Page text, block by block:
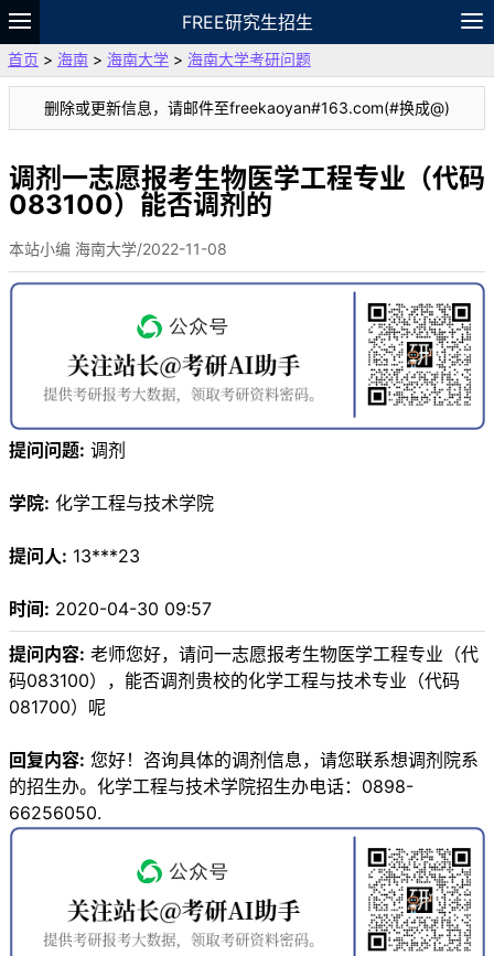
FREE研究生招生
题库
故事 专题 APP 笔记
VIP
资料
首页 > 海南 > 海南大学 > 海南大学考研问题
删除或更新信息，请邮件至freekaoyan#163.com(#换成@)
调剂一志愿报考生物医学工程专业（代码
083100）能否调剂的
本站小编 海南大学/2022-11-08
提问问题: 调剂
学院: 化学工程与技术学院
提问人: 13***23
时间: 2020-04-30 09:57
提问内容: 老师您好，请问一志愿报考生物医学工程专业（代
码083100），能否调剂贵校的化学工程与技术专业（代码
081700）呢
回复内容: 您好！咨询具体的调剂信息，请您联系想调剂院系
的招生办。化学工程与技术学院招生办电话：0898-
66256050.